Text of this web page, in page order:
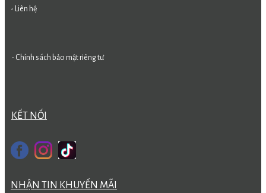
- Liên hệ
- Chính sách bảo mật riêng tư
KẾT NỐI
NHẬN TIN KHUYẾN MÃI